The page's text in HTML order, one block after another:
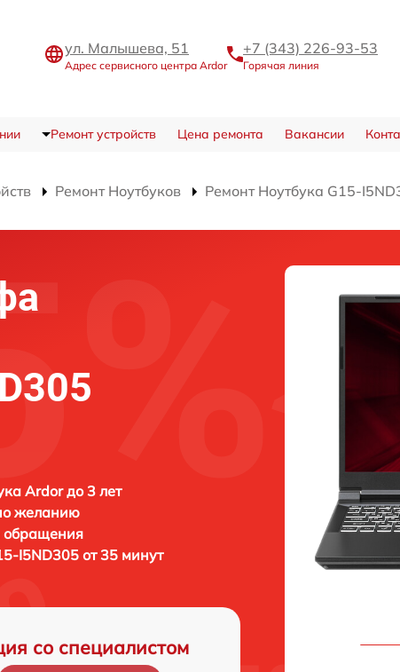
ул. Малышева, 51
Адрес сервисного центра Ardor
+7 (343) 226-93-53
Горячая линия
Ремонт устройств Цена ремонта Вакансии
Ремонт Ноутбуков Ремонт Ноутбука G15-
Ardor до 3 лет
желанию
обращения
I5ND305 от 35 минут
со специалистом